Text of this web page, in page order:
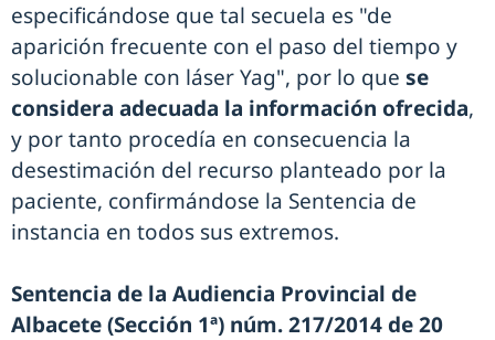
especificándose que tal secuela es "de
aparición frecuente con el paso del tiempo y
solucionable con láser Yag", por lo que se
considera adecuada la información ofrecida,
y por tanto procedía en consecuencia la
desestimación del recurso planteado por la
paciente, confirmándose la Sentencia de
instancia en todos sus extremos.
Sentencia de la Audiencia Provincial de
Albacete (Sección 1ª) núm. 217/2014 de 20